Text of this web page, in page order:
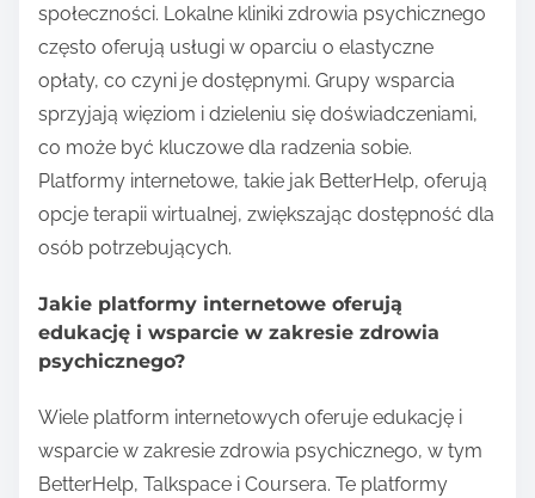
społeczności. Lokalne kliniki zdrowia psychicznego
często oferują usługi w oparciu o elastyczne
opłaty, co czyni je dostępnymi. Grupy wsparcia
sprzyjają więziom i dzieleniu się doświadczeniami,
co może być kluczowe dla radzenia sobie.
Platformy internetowe, takie jak BetterHelp, oferują
opcje terapii wirtualnej, zwiększając dostępność dla
osób potrzebujących.
Jakie platformy internetowe oferują
edukację i wsparcie w zakresie zdrowia
psychicznego?
Wiele platform internetowych oferuje edukację i
wsparcie w zakresie zdrowia psychicznego, w tym
BetterHelp, Talkspace i Coursera. Te platformy